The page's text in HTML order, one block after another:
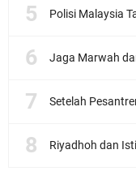
Polisi Malaysia
Jaga Marwah dan
Setelah
Riyadhoh dan Istighotsah MWC